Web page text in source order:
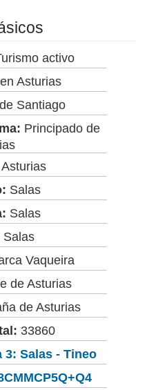
activo
Asturias
Santiago
Principado de
Asturias
Salas
Salas
Salas
Vaqueira
de Asturias
de Asturias
33860
3: Salas - Tineo